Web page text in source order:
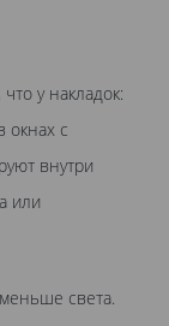
у накладок:
окнах с
внутри
или
света.